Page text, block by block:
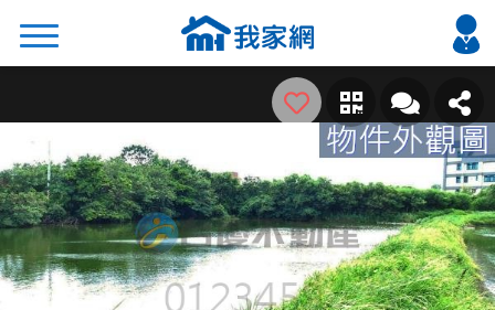
搜尋
熱門關鍵字
2026 台北降價好屋限量釋出
2026 新北降價好屋限量釋出
2026 台中降價好屋限量釋出
2026 台南降價好屋限量釋出